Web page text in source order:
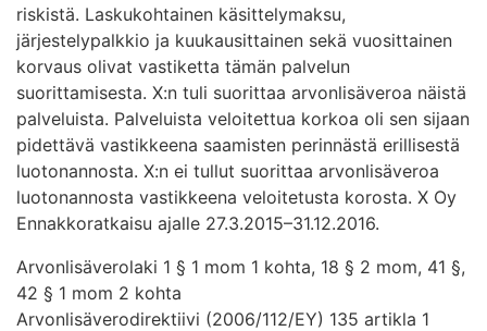
riskistä. Laskukohtainen käsittelymaksu,
järjestelypalkkio ja kuukausittainen sekä vuosittainen
korvaus olivat vastiketta tämän palvelun
suorittamisesta. X:n tuli suorittaa arvonlisäveroa näistä
palveluista. Palveluista veloitettua korkoa oli sen sijaan
pidettävä vastikkeena saamisten perinnästä erillisestä
luotonannosta. X:n ei tullut suorittaa arvonlisäveroa
luotonannosta vastikkeena veloitetusta korosta. X Oy
Ennakkoratkaisu ajalle 27.3.2015–31.12.2016.
Arvonlisäverolaki 1 § 1 mom 1 kohta, 18 § 2 mom, 41 §,
42 § 1 mom 2 kohta
Arvonlisäverodirektiivi (2006/112/EY) 135 artikla 1